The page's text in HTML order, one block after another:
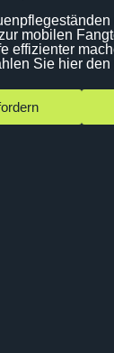
mobilen
effizienter
Sie hier